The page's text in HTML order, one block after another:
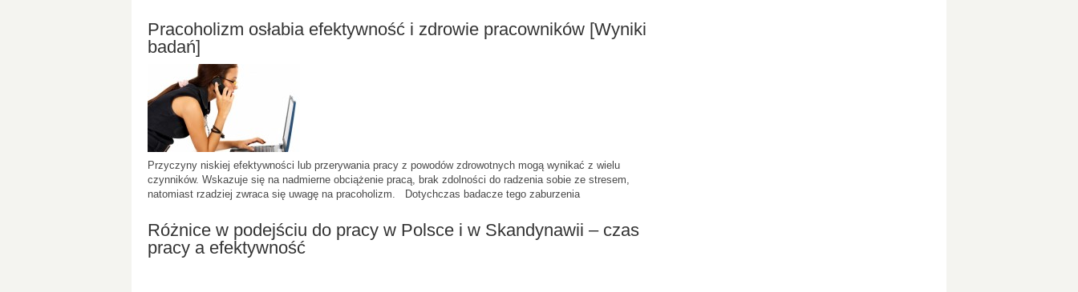
Pracoholizm osłabia efektywność i zdrowie pracowników [Wyniki
badań]
Przyczyny niskiej efektywności lub przerywania pracy z powodów zdrowotnych mogą wynikać z wielu
czynników. Wskazuje się na nadmierne obciążenie pracą, brak zdolności do radzenia sobie ze stresem,
natomiast rzadziej zwraca się uwagę na pracoholizm. Dotychczas badacze tego zaburzenia
Różnice w podejściu do pracy w Polsce i w Skandynawii – czas
pracy a efektywność